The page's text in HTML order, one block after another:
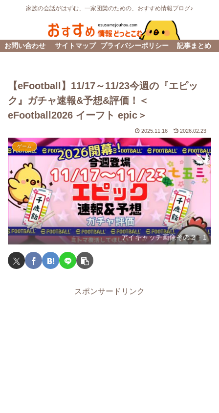
家族の会話がはずむ、一家団欒のための、おすすめ情報ブログ♪
お問い合わせ サイトマップ プライバシーポリシー 記事まとめ
【eFootball】11/17～11/23今週の『エピッ
ク』ガチャ速報&予想&評価！＜
eFootball2026 イーフト epic＞
2025.11.16 2026.02.23
ゲーム
アイキャッチ画像その２ - 1
スポンサードリンク